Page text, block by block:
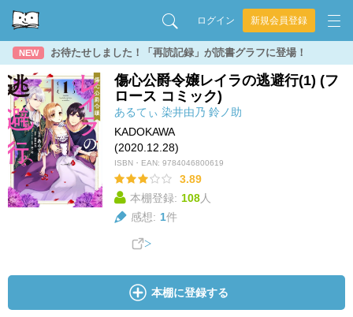
ログイン 新規会員登録
NEW お待たせしました！「再読記録」が読書グラフに登場！
傷心公爵令嬢レイラの逃避行(1) (フ
ロース コミック)
あるてぃ 染井由乃 鈴ノ助
KADOKAWA
(2020.12.28)
ISBN・EAN: 9784046800619
3.89
本棚登録: 108人
感想: 1件
本棚に登録する